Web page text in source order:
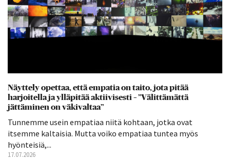
Näyttely opettaa, että empatia on taito, jota pitää
harjoitella ja ylläpitää aktiivisesti – ”Välittämättä
jättäminen on väkivaltaa”
Tunnemme usein empatiaa niitä kohtaan, jotka ovat
itsemme kaltaisia. Mutta voiko empatiaa tuntea myös
hyönteisiä,...
17.07.2026